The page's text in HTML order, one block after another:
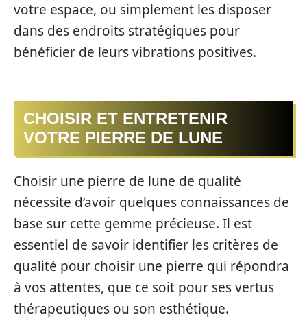
votre espace, ou simplement les disposer
dans des endroits stratégiques pour
bénéficier de leurs vibrations positives.
CHOISIR ET ENTRETENIR
VOTRE PIERRE DE LUNE
Choisir une pierre de lune de qualité
nécessite d’avoir quelques connaissances de
base sur cette gemme précieuse. Il est
essentiel de savoir identifier les critères de
qualité pour choisir une pierre qui répondra
à vos attentes, que ce soit pour ses vertus
thérapeutiques ou son esthétique.